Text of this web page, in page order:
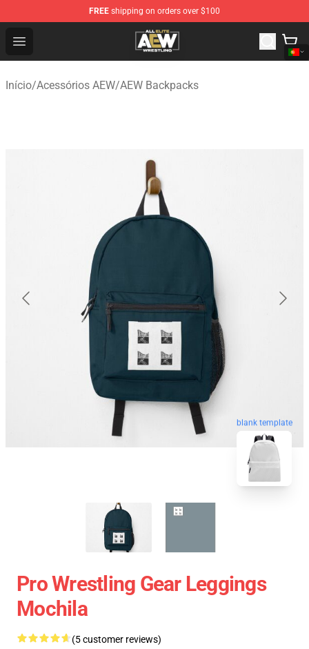
FREE shipping on orders over $100
Open menu
Aew Shop ⚡️ Official Aew Merchandise Store
Início/Acessórios AEW/AEW Backpacks
blank template
Pro Wrestling Gear Leggings
Mochila
(5 customer reviews)